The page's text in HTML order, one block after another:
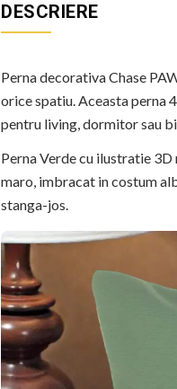
DESCRIERE
Perna decorativa Chase
orice spatiu. Aceasta perna
pentru living, dormitor sau
Perna Verde cu ilustratie
maro, imbracat in costum
stanga-jos.